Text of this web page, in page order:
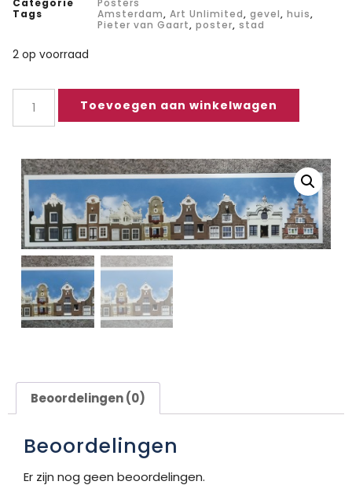
Categorie
Posters
Tags
Amsterdam, Art Unlimited, gevel, huis,
Pieter van Gaart, poster, stad
2 op voorraad
Toevoegen aan winkelwagen
Beoordelingen (0)
Beoordelingen
Er zijn nog geen beoordelingen.